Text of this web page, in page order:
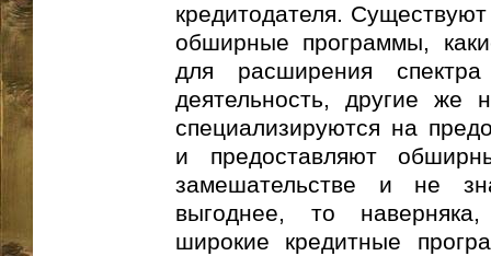
кредитодателя.
обширные программы,
для расширения
деятельность, другие же
специализируются на
и предоставляют
замешательстве и не
выгоднее, то
широкие кредитные